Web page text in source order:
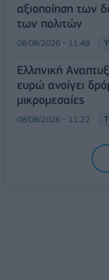
αξιοποίηση των
των πολιτών
08/08/2026 - 11:48
Ελληνική
ευρώ ανοίγει
μικρομεσαίες
08/08/2026 - 11:22
5G παντού, 6G
Ελλάδα στη